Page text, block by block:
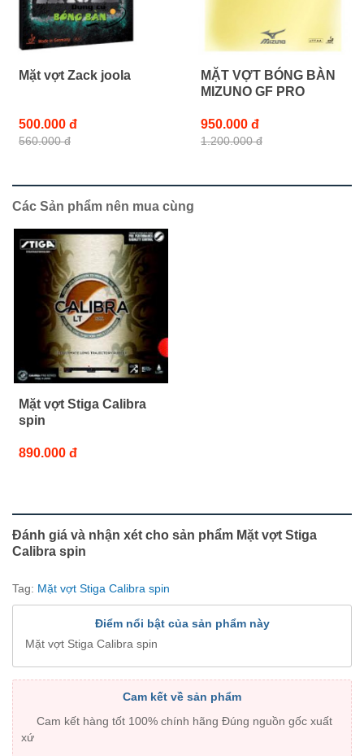
Mặt vợt Zack joola
500.000 đ
560.000 đ
MẶT VỢT BÓNG BÀN
MIZUNO GF PRO
950.000 đ
1.200.000 đ
Các Sản phẩm nên mua cùng
Mặt vợt Stiga Calibra
spin
890.000 đ
Đánh giá và nhận xét cho sản phẩm Mặt vợt Stiga
Calibra spin
Tag: Mặt vợt Stiga Calibra spin
Điểm nổi bật của sản phẩm này
Mặt vợt Stiga Calibra spin
Cam kết về sản phẩm
Cam kết hàng tốt 100% chính hãng Đúng nguồn gốc xuất
xứ